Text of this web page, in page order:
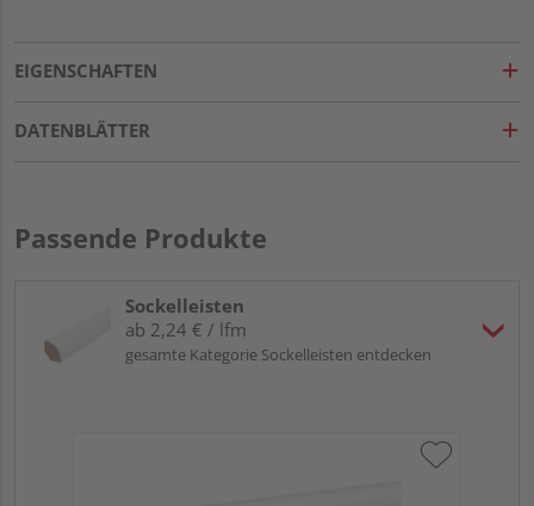
EIGENSCHAFTEN
DATENBLÄTTER
Passende Produkte
Sockelleisten
ab 2,24 € / lfm
gesamte Kategorie Sockelleisten entdecken